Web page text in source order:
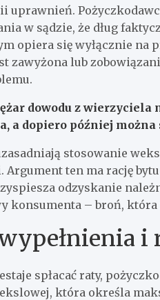
uprawnień.
w sądzie, że dług
opiera się wyłącznie
zawyżona lub
dowodu z wierzyciela
a dopiero później
stosowanie
ten ma rację
odzyskanie
konsumenta – broń,
i
spłacać raty,
która określa